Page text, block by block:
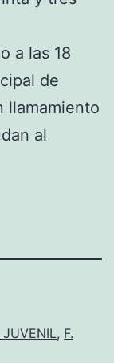
a las 18
de
llamamiento
al
JUVENIL, F.